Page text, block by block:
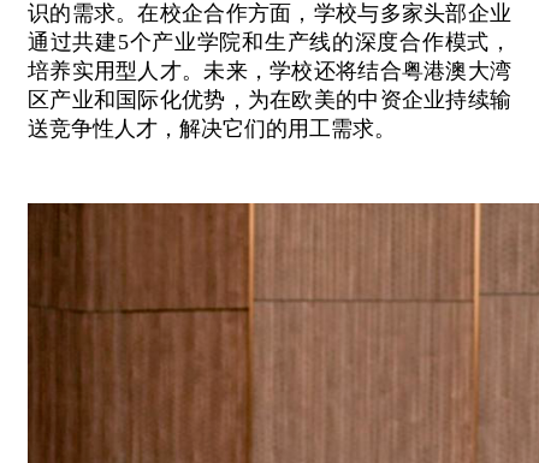
识的需求。在校企合作方面，学校与多家头部企业
通过共建5个产业学院和生产线的深度合作模式，
培养实用型人才。未来，学校还将结合粤港澳大湾
区产业和国际化优势，为在欧美的中资企业持续输
送竞争性人才，解决它们的用工需求。